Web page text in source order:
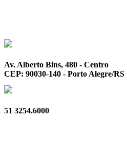
Av. Alberto Bins, 480 - Centro
CEP: 90030-140 - Porto Alegre/RS
51 3254.6000